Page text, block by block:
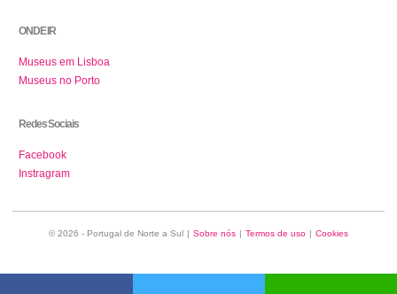
ONDE IR
Museus em Lisboa
Museus no Porto
Redes Sociais
Facebook
Instragram
© 2026 - Portugal de Norte a Sul | Sobre nós | Termos de uso | Cookies